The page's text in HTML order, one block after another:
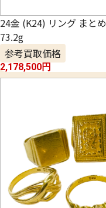
24金 (K24) リング まとめ
73.2g
参考買取価格
2,178,500円